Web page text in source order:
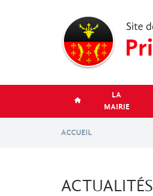
LA
MAIRIE
ACCUEIL
ACTUALITÉS